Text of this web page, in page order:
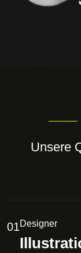
Unsere
01Designer